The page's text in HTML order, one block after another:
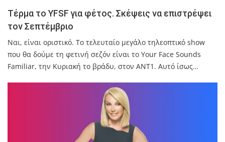
Τέρμα το YFSF για φέτος. Σκέψεις να επιστρέψει
τον Σεπτέμβριο
Ναι, είναι οριστικό. Το τελευταίο μεγάλο τηλεοπτικό show
που θα δούμε τη φετινή σεζόν είναι το Your Face Sounds
Familiar, την Κυριακή το βράδυ, στον ANT1. Αυτό ίσως…